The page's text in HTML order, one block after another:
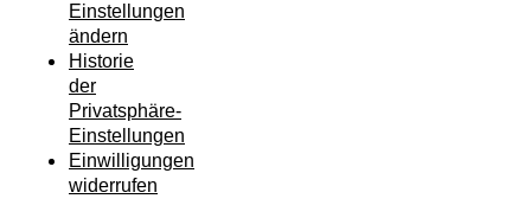
Einstellungen
ändern
Historie
der
Privatsphäre-
Einstellungen
Einwilligungen
widerrufen